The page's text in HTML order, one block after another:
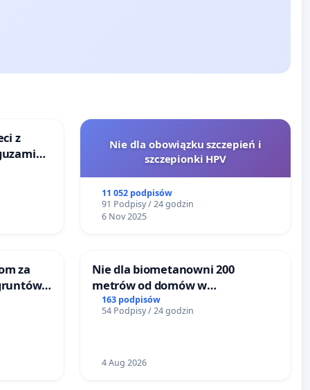
z
w
Nie dla obowiązku szczepień i
szczepionki HPV
11 052 podpisów
91 Podpisy / 24 godzin
6 Nov 2025
za
Nie dla biometanowni 200
metrów od domów w
Biernatkach, gm. Wądroże
Wielkie
163 podpisów
54 Podpisy / 24 godzin
4 Aug 2026